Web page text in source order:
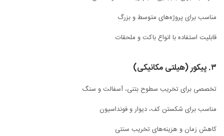
مناسب برای پروژه‌های متوسط و بزرگ
قابلیت استفاده با انواع باکت و ملحقات
۳. پیکور (هیلتی مکانیکی)
تخصصی برای تخریب سطوح بتنی، آسفالت و سنگ
مناسب برای شکستن کف، دیوار و فونداسیون
کاهش زمان و هزینه‌های تخریب سنتی